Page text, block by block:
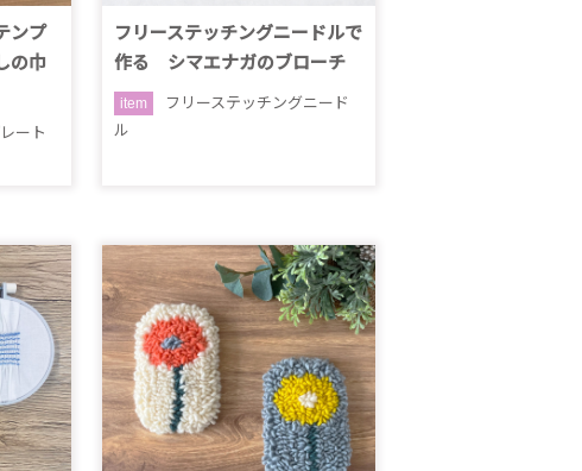
ンプ
の巾
ート
フリーステッチングニードルで
作る シマエナガのブローチ
item
フリーステッチングニード
ル